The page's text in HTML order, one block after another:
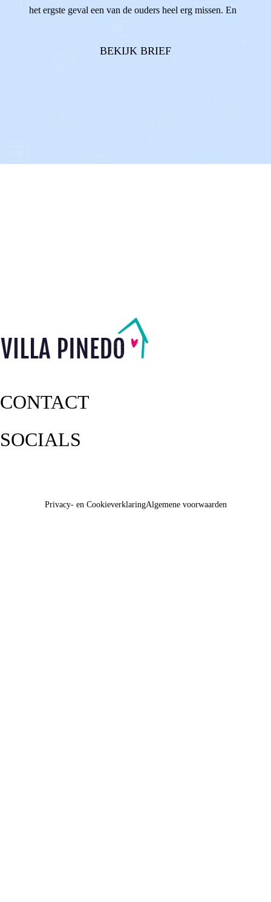
het ergste geval een van de ouders heel erg missen. En
BEKIJK BRIEF
CONTACT
SOCIALS
Privacy- en CookieverklaringAlgemene voorwaarden